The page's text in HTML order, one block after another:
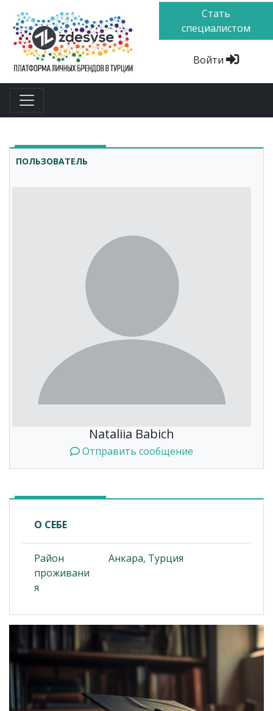
Стать
специалистом
Войти
ПОЛЬЗОВАТЕЛЬ
Nataliia Babich
Отправить сообщение
О СЕБЕ
Район
проживани
я
Анкара, Турция